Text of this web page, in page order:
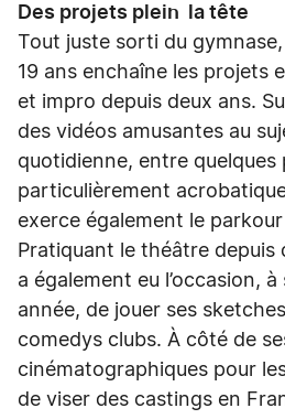
Des projets plein la tête
Tout juste sorti du
19 ans enchaîne les projets
et impro depuis deux ans.
des vidéos amusantes au
quotidienne, entre quelques
particulièrement
exerce également le
Pratiquant le théâtre depuis
a également eu l’occasion,
année, de jouer ses
comedys clubs. À côté de
cinématographiques pour
de viser des castings en